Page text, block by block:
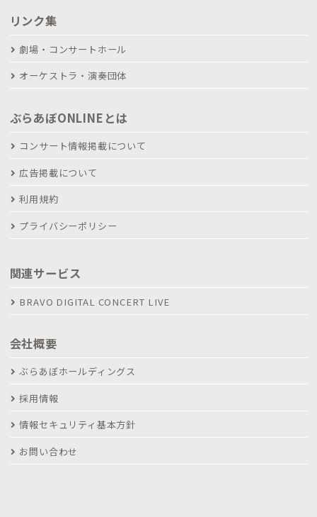
リンク集
劇場・コンサートホール
オーケストラ・演奏団体
ぶらあぼONLINEとは
コンサート情報掲載について
広告掲載について
利用規約
プライバシーポリシー
関連サービス
BRAVO DIGITAL CONCERT LIVE
会社概要
ぶらあぼホールディングス
採用情報
情報セキュリティ基本方針
お問い合わせ